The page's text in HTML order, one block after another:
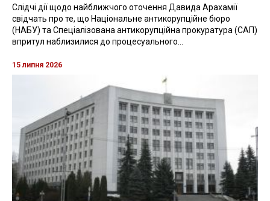
Слідчі дії щодо найближчого оточення Давида Арахамії
свідчать про те, що Національне антикорупційне бюро
(НАБУ) та Спеціалізована антикорупційна прокуратура (САП)
впритул наблизилися до процесуального...
15 липня 2026